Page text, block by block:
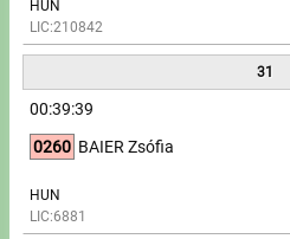
HUN
LIC:210842
31
00:39:39
0260 BAIER Zsófia
HUN
LIC:6881